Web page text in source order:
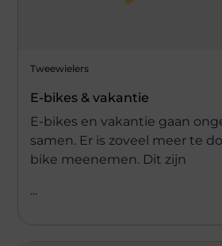
Tweewielers
E-bikes & vakantie
E-bikes en vakantie gaan
samen. Er is zoveel meer te
bike meenemen. Dit zijn
...